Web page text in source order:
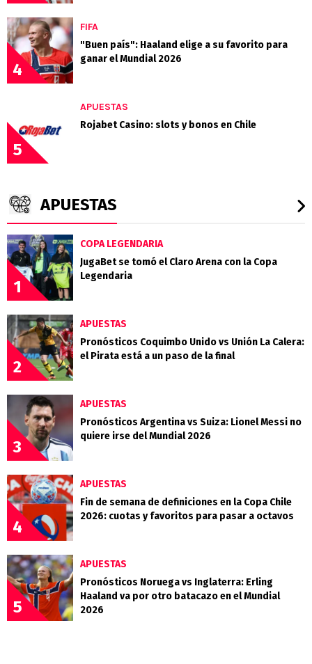
4
FIFA
"Buen país": Haaland elige a su favorito para
ganar el Mundial 2026
5
APUESTAS
Rojabet Casino: slots y bonos en Chile
APUESTAS
1
COPA LEGENDARIA
JugaBet se tomó el Claro Arena con la Copa
Legendaria
2
APUESTAS
Pronósticos Coquimbo Unido vs Unión La Calera:
el Pirata está a un paso de la final
3
APUESTAS
Pronósticos Argentina vs Suiza: Lionel Messi no
quiere irse del Mundial 2026
4
APUESTAS
Fin de semana de definiciones en la Copa Chile
2026: cuotas y favoritos para pasar a octavos
5
APUESTAS
Pronósticos Noruega vs Inglaterra: Erling
Haaland va por otro batacazo en el Mundial
2026